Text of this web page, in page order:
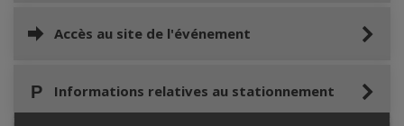
Accès au site de l'événement
Informations relatives au stationnement